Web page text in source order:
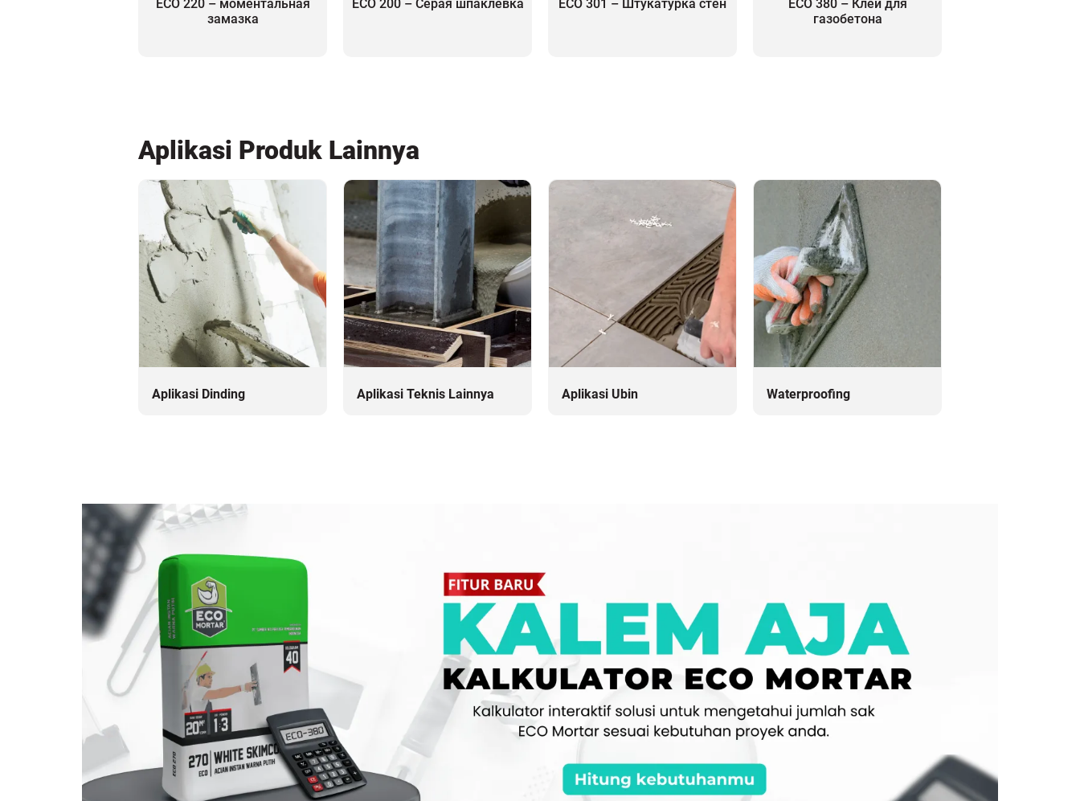
ECO 220 – моментальная
замазка
ECO 200 – Серая шпаклевка ECO 301 – Штукатурка стен
ECO 380 – Клей для
газобетона
Aplikasi Produk Lainnya
Aplikasi Dinding Aplikasi Teknis Lainnya Aplikasi Ubin Waterproofing